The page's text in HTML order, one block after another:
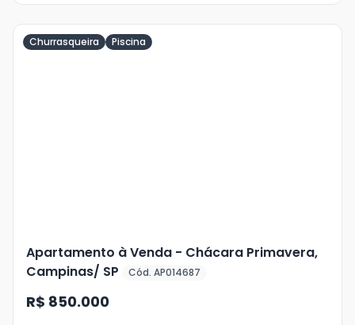
Churrasqueira Piscina
Apartamento à Venda - Chácara Primavera,
Campinas/ SP
Cód. AP014687
R$ 850.000